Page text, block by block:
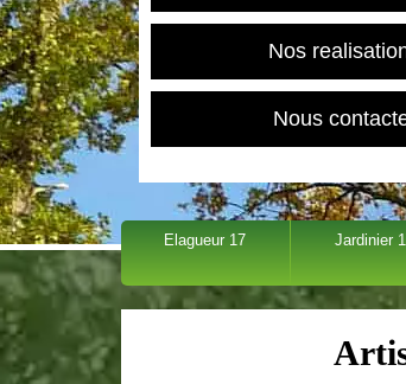
Nos
Nous
Elagueur 17 Jardinier